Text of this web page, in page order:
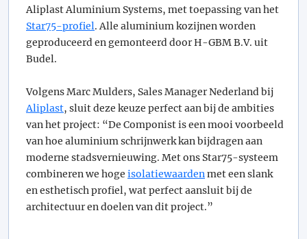
Aliplast Aluminium Systems, met toepassing van het
Star75-profiel. Alle aluminium kozijnen worden
geproduceerd en gemonteerd door H-GBM B.V. uit
Budel.
Volgens Marc Mulders, Sales Manager Nederland bij
Aliplast, sluit deze keuze perfect aan bij de ambities
van het project: “De Componist is een mooi voorbeeld
van hoe aluminium schrijnwerk kan bijdragen aan
moderne stadsvernieuwing. Met ons Star75-systeem
combineren we hoge isolatiewaardenmet een slank
en esthetisch profiel, wat perfect aansluit bij de
architectuur en doelen van dit project.”